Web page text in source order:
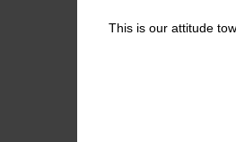
This is our attitude